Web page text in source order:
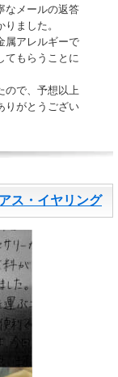
なメールの返答
ました。
属アレルギーで
てもらうことに
ので、予想以上
りがとうござい
ス・イヤリング